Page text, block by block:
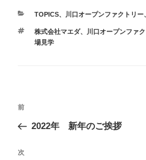
カ
ゴ
リ
TOPICS、 川口オープンファクトリー、
タ
グ
株式会社マエダ、
川口オープンファ
場見学
投
ナ
ビ
前
の
稿
前
2022年 新年のご挨拶
次
次